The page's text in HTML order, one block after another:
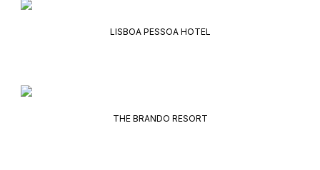
LISBOA PESSOA HOTEL
THE BRANDO RESORT